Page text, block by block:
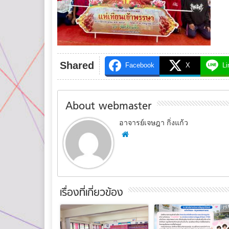
Shared Facebook X
About webmaster
อาจารย์เจษฎา กิ่งแก้ว
เรื่องที่เกี่ยวข้อง